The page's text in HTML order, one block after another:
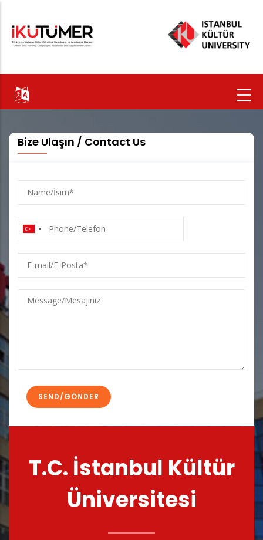
içeriğe
atla
Bize Ulaşın / Contact Us
Name/
İsim
Phone/Telefon
mail/E-
Posta
Message/Mesajınız
T.C. İstanbul Kültür
Üniversitesi